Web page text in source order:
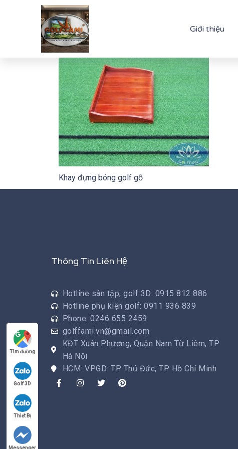
Giới thiệu
Khay đựng bóng golf gỗ
Thông Tin Liên Hệ
Hotline sân tập, golf 3D: 0915 812 886
Hotline phụ kiện golf: 0911 936 839
Phone: 0246 655 2459
golffami.vn@gmail.com
KĐT Xuân Phương, Quận Nam Từ Liêm, TP
Hà Nội
HCM: VPGD: TP Thủ Đức, TP Hồ Chí Minh
Tìm đường
Golf 3D
Thiết Bị
Messenger